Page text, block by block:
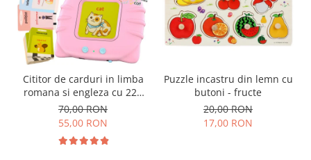
Cititor de carduri in limba
romana si engleza cu 224
de imagini si sunete,
incarcare USB
70,00 RON
55,00 RON
Puzzle incastru din lemn cu
butoni - fructe
20,00 RON
17,00 RON